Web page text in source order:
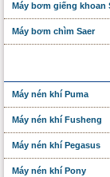
Máy bơm giếng khoan
Máy bơm chìm Saer
Máy nén khí Puma
Máy nén khí Fusheng
Máy nén khí Pegasus
Máy nén khí Pony